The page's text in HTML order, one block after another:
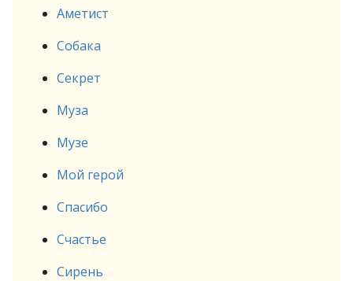
Аметист
Собака
Секрет
Муза
Музе
Мой герой
Спасибо
Счастье
Сирень